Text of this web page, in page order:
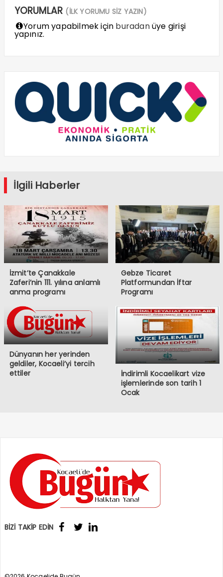
YORUMLAR (İLK YORUMU SİZ YAZIN)
Yorum yapabilmek için buradanüye girişi
yapınız.
İlgili Haberler
İzmit’te Çanakkale
Zaferi’nin 111. yılına anlamlı
anma programı
Gebze Ticaret
Platformundan İftar
Programı
Dünyanın her yerinden
geldiler, Kocaeli’yi tercih
ettiler
İndirimli Kocaelikart vize
işlemlerinde son tarih 1
Ocak
BİZİ TAKİP EDİN